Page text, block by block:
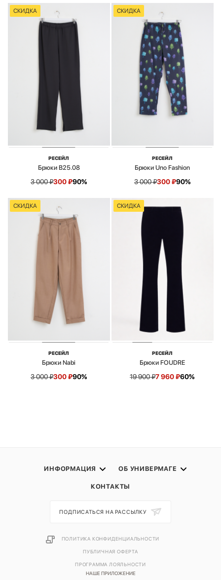
СКИДКА
РЕСЕЙЛ
Брюки B25.08
3 000₽300₽90%
СКИДКА
РЕСЕЙЛ
Брюки Uno Fashion
3 000₽300₽90%
СКИДКА
РЕСЕЙЛ
Брюки Nabi
3 000₽300₽90%
СКИДКА
РЕСЕЙЛ
Брюки FOUDRE
19 900₽7 960₽60%
ИНФОРМАЦИЯ ОБ УНИВЕРМАГЕ
КОНТАКТЫ
НАШЕ ПРИЛОЖЕНИЕ
ПОДПИСАТЬСЯ НА РАССЫЛКУ
ПОЛИТИКА КОНФИДЕНЦИАЛЬНОСТИ
ПУБЛИЧНАЯ ОФЕРТА
ПРОГРАММА ЛОЯЛЬНОСТИ